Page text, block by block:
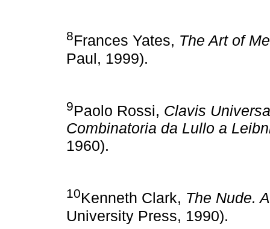
8Frances Yates, The Art of
Paul, 1999).
9Paolo Rossi, Clavis
Combinatoria da Lullo a
1960).
10Kenneth Clark, The Nude.
University Press, 1990).